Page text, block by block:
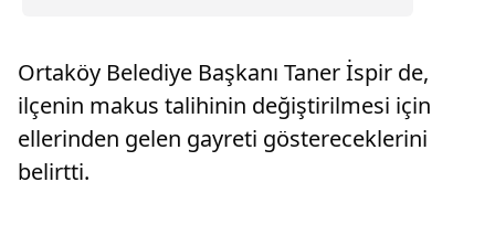
Ortaköy Belediye Başkanı Taner İspir de,
ilçenin makus talihinin değiştirilmesi için
ellerinden gelen gayreti göstereceklerini
belirtti.